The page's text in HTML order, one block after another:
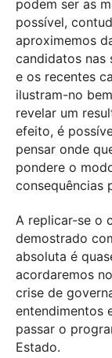
podem ser as
possível,
aproximemos
candidatos nas
e os recentes
ilustram-no
revelar um
efeito, é
pensar onde
pondere o
consequências
A replicar-se o
demostrado
absoluta é
acordaremos
crise de
entendimentos
passar o
Estado.